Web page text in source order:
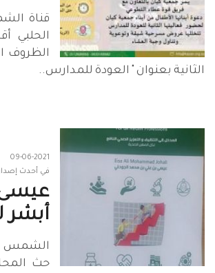
قناة
الحلبي
الظروف
الثانية بعنوان " العودة للمدارس..
09-06-2021
في أحدث
عيسى
أبشر
الشمس
حث